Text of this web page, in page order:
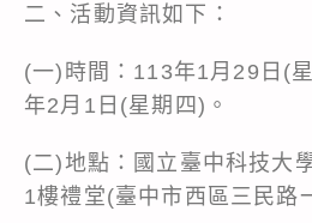
二、活動資訊如下：
(一)時間：113年1月29日(
年2月1日(星期四)。
(二)地點：國立臺中科技大
1樓禮堂(臺中市西區三民路